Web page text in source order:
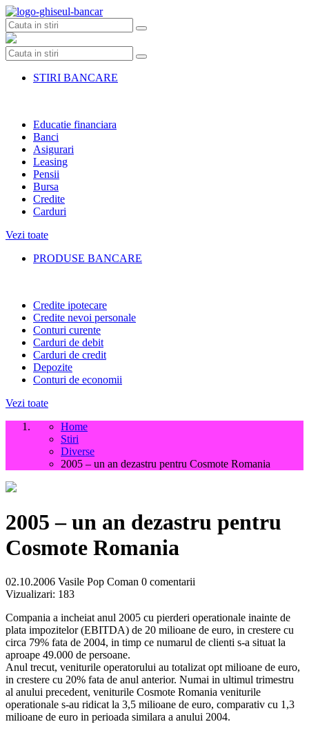
Skip
to
content
STIRI BANCARE
Educatie financiara
Banci
Asigurari
Leasing
Pensii
Bursa
Credite
Carduri
Vezi toate
PRODUSE BANCARE
Credite ipotecare
Credite nevoi personale
Conturi curente
Carduri de debit
Carduri de credit
Depozite
Conturi de economii
Vezi toate
Home
Stiri
Diverse
2005 – un an dezastru pentru Cosmote Romania
2005 – un an dezastru pentru
Cosmote Romania
02.10.2006 Vasile Pop Coman 0 comentarii
Vizualizari: 183
Compania a incheiat anul 2005 cu pierderi operationale inainte de
plata impozitelor (EBITDA) de 20 milioane de euro, in crestere cu
circa 79% fata de 2004, in timp ce numarul de clienti s-a situat la
aproape 49.000 de persoane.
Anul trecut, veniturile operatorului au totalizat opt milioane de euro,
in crestere cu 20% fata de anul anterior. Numai in ultimul trimestru
al anului precedent, veniturile Cosmote Romania veniturile
operationale s-au ridicat la 3,5 milioane de euro, comparativ cu 1,3
milioane de euro in perioada similara a anului 2004.